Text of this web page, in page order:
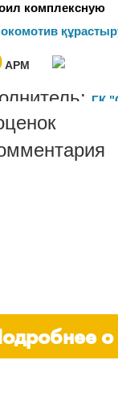
комплексную
расходов и
AРМ
ГК
о